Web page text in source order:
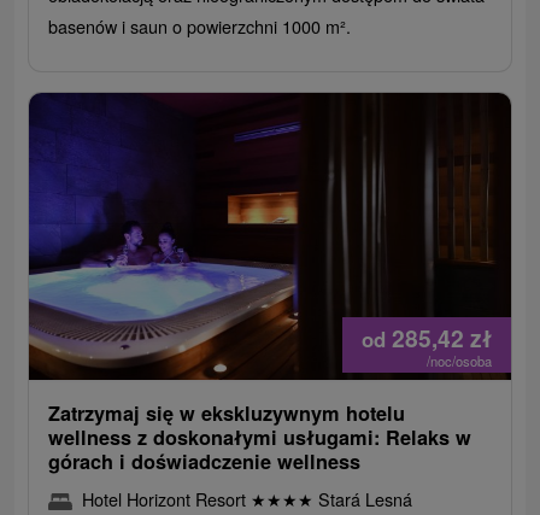
basenów i saun o powierzchni 1000 m².
od 285,42 zł
/noc/osoba
Zatrzymaj się w ekskluzywnym hotelu
wellness z doskonałymi usługami: Relaks w
górach i doświadczenie wellness
Hotel Horizont Resort ★★★★ Stará Lesná